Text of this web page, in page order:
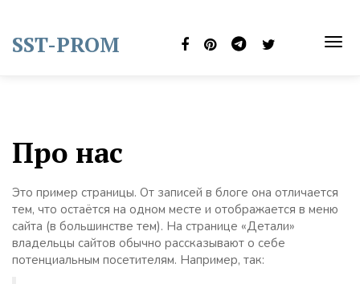
content
SST-PROM
Про нас
Это пример страницы. От записей в блоге она отличается
тем, что остаётся на одном месте и отображается в меню
сайта (в большинстве тем). На странице «Детали»
владельцы сайтов обычно рассказывают о себе
потенциальным посетителям. Например, так: